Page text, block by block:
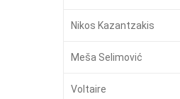
Nikos Kazantzakis
Meša Selimović
Voltaire